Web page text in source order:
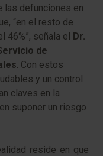
las defunciones en
“en el resto de
46%”, señala el Dr.
de
. Con estos
y un control
claves en la
suponer un riesgo
reside en que